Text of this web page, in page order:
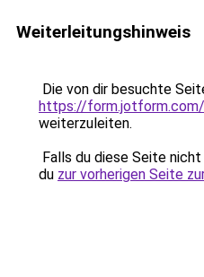
Weiterleitungshinweis
Die von dir besuchte
https://
weiterzuleiten.
Falls du diese Seite
du zur vorherigen Seite